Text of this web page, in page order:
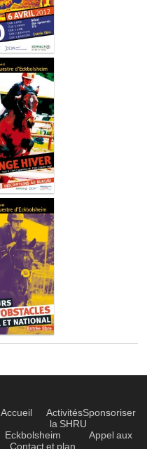
Accueil ActivitésSponsoriser
la SHRU
Eckbolsheim
Appel aux
Contact et plan